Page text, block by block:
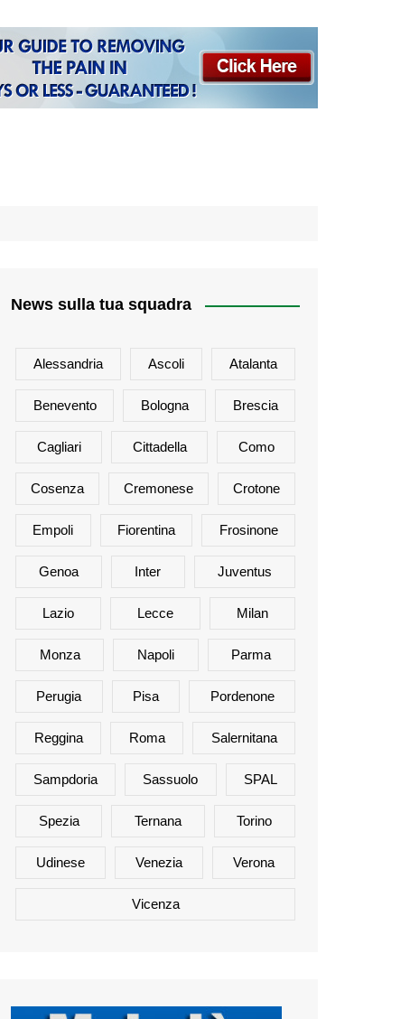
News sulla tua squadra
Alessandria Ascoli Atalanta
Benevento Bologna Brescia
Cagliari Cittadella Como
Cosenza Cremonese Crotone
Empoli Fiorentina Frosinone
Genoa Inter Juventus
Lazio Lecce Milan
Monza Napoli Parma
Perugia Pisa Pordenone
Reggina Roma Salernitana
Sampdoria Sassuolo SPAL
Spezia Ternana Torino
Udinese Venezia Verona
Vicenza